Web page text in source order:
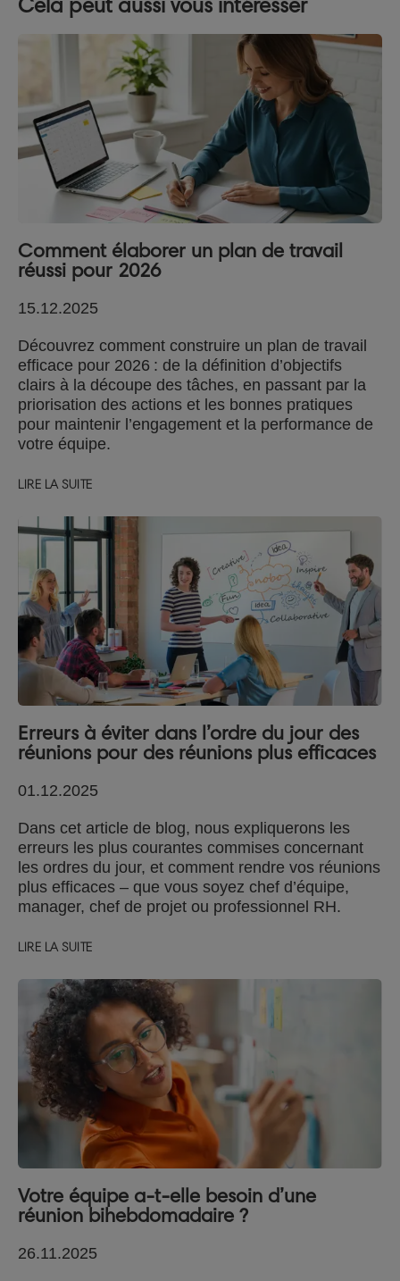
Comment élaborer un plan de travail
réussi pour 2026
15.12.2025
Découvrez comment construire un plan de travail
efficace pour 2026 : de la définition d’objectifs
clairs à la découpe des tâches, en passant par la
priorisation des actions et les bonnes pratiques
pour maintenir l’engagement et la performance de
votre équipe.
LIRE LA SUITE
Erreurs à éviter dans l’ordre du jour des
réunions pour des réunions plus efficaces
01.12.2025
Dans cet article de blog, nous expliquerons les
erreurs les plus courantes commises concernant
les ordres du jour, et comment rendre vos réunions
plus efficaces – que vous soyez chef d’équipe,
manager, chef de projet ou professionnel RH.
LIRE LA SUITE
Votre équipe a-t-elle besoin d’une
réunion bihebdomadaire ?
26.11.2025